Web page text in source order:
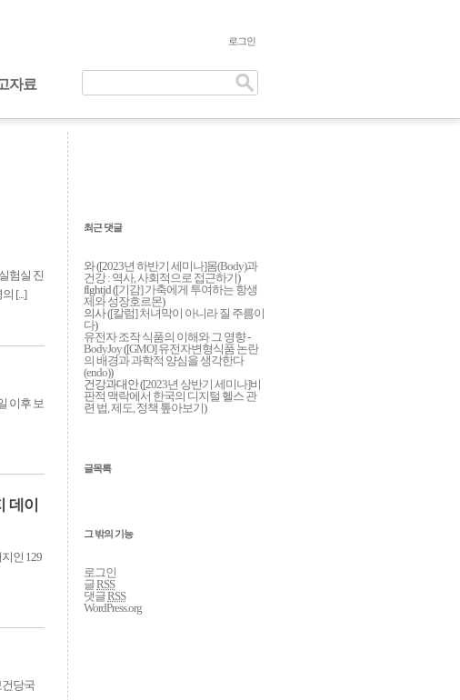
자료
로그인
험실 진
[...]
이후 보
데이
인 129
건당국
최근 댓글
와 ([2023년 하반기 세미나]몸(Body)과
건강 : 역사, 사회적으로 접근하기)
flghtjd ([기감] 가축에게 투여하는 항생
제와 성장호르몬)
의사 ([칼럼] 처녀막이 아니라 질 주름이
다)
유전자 조작 식품의 이해와 그 영향 -
BodyJoy([GMO] 유전자변형식품 논란
의 배경과 과학적 양심을 생각한다
(endo))
건강과대안 ([2023년 상반기 세미나]비
판적 맥락에서 한국의 디지털 헬스 관
련 법, 제도, 정책 톺아보기)
글목록
그 밖의 기능
로그인
글RSS
댓글RSS
WordPress.org